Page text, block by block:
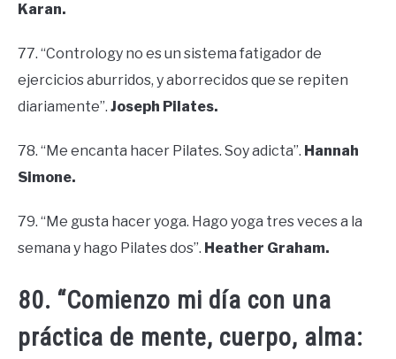
Karan.
77. “Contrology no es un sistema fatigador de
ejercicios aburridos, y aborrecidos que se repiten
diariamente”. Joseph Pilates.
78. “Me encanta hacer Pilates. Soy adicta”. Hannah
Simone.
79. “Me gusta hacer yoga. Hago yoga tres veces a la
semana y hago Pilates dos”. Heather Graham.
80. “Comienzo mi día con una
práctica de mente, cuerpo, alma: